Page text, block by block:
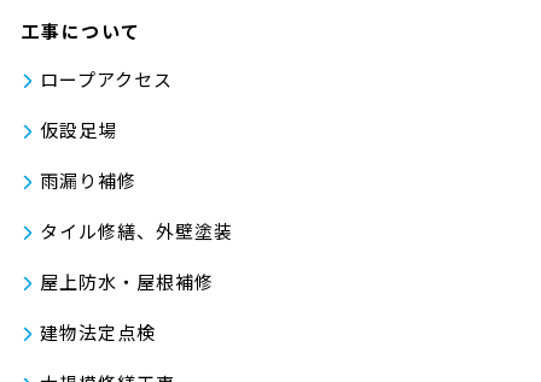
工事について
ロープアクセス
仮設足場
雨漏り補修
タイル修繕、外壁塗装
屋上防水・屋根補修
建物法定点検